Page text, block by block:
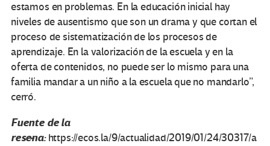
estamos en problemas. En la educación inicial hay
niveles de ausentismo que son un drama y que cortan el
proceso de sistematización de los procesos de
aprendizaje. En la valorización de la escuela y en la
oferta de contenidos, no puede ser lo mismo para una
familia mandar a un niño a la escuela que no mandarlo”,
cerró.
Fuente de la
reseña:https://ecos.la/9/actualidad/2019/01/24/30317/a